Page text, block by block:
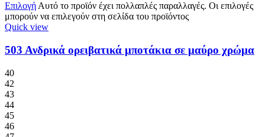
Επιλογή Αυτό το προϊόν έχει πολλαπλές παραλλαγές. Οι επιλογές
μπορούν να επιλεγούν στη σελίδα του προϊόντος
Quick view
503 Ανδρικά ορειβατικά μποτάκια σε μαύρο χρώμα
40
42
43
44
45
46